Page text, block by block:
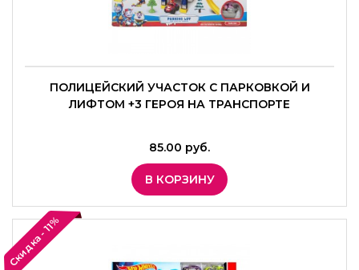
ПОЛИЦЕЙСКИЙ УЧАСТОК С ПАРКОВКОЙ И
ЛИФТОМ +3 ГЕРОЯ НА ТРАНСПОРТЕ
85.00 руб.
В КОРЗИНУ
Скидка - 11%